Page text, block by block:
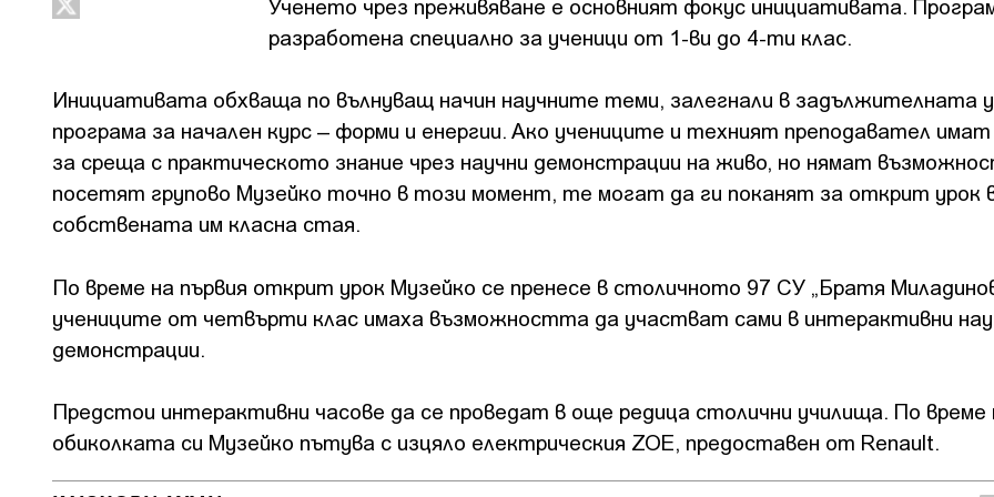
Ученето чрез преживяване е основният фокус инициативата.
разработена специално за ученици от 1-ви до 4-ти клас.
Инициативата обхваща по вълнуващ начин научните теми, залегнали в задължителната
програма за начален курс – форми и енергии. Ако учениците и техният преподавател
за среща с практическото знание чрез научни демонстрации на живо, но нямат
посетят групово Музейко точно в този момент, те могат да ги поканят за открит урок
собствената им класна стая.
По време на първия открит урок Музейко се пренесе в столичното 97 СУ „Братя
учениците от четвърти клас имаха възможността да участват сами в интерактивни
демонстрации.
Предстои интерактивни часове да се проведат в още редица столични училища. По време
обиколката си Музейко пътува с изцяло електрическия ZOE, предоставен от Renault.